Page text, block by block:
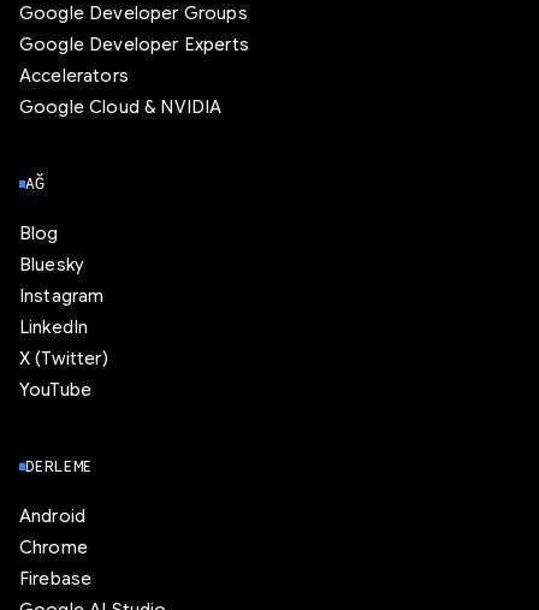
Google Developer Groups
Google Developer Experts
Accelerators
Google Cloud & NVIDIA
AĞ
Blog
Bluesky
Instagram
LinkedIn
X (Twitter)
YouTube
DERLEME
Android
Chrome
Firebase